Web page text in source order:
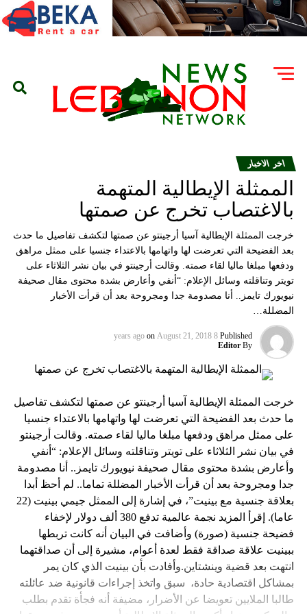
اخر الاخبار
الممثلة الإيطالية المتهمة
بالاغتصاب تخرج عن صمتها
خرجت الممثلة الإيطالية آسيا أرجينتو عن صمتها لتكشف تفاصيل ما حدث
بعد الفضيحة التي تعرضت لها واتهامها بالاعتداء جنسيا على ممثل مراهق
ودفعها مبلغا ماليا لقاء صمته. وقالت أرجينتو في بيان نشر الثلاثاء على
تويتر وتناقلته وسائل الإعلام: “أنفي وأعارض بشدة محتوى مقال صحيفة
نيويورك تايمز.. أنا مصدومة جدا ومجروحة بعد أن قرأت الأخبار
المضللة…
Published
8 years ago
on August 21, 2018
By
Editor
خرجت الممثلة الإيطالية آسيا أرجينتو عن صمتها لتكشف تفاصيل
ما حدث بعد الفضيحة التي تعرضت لها واتهامها بالاعتداء جنسيا
على ممثل مراهق ودفعها مبلغا ماليا لقاء صمته. وقالت أرجينتو
في بيان نشر الثلاثاء على تويتر وتناقلته وسائل الإعلام: “أنفي
وأعارض بشدة محتوى مقال صحيفة نيويورك تايمز.. أنا مصدومة
جدا ومجروحة بعد أن قرأت الأخبار المضللة تماما.. لم أحظ أبدا
بعلاقة جنسية مع بينيت”، في إشارة إلى الممثل جيمي بينيت (22
عاما). إقرأ المزيد نجمة عالمية تدفع 380 ألف دولار لإخفاء
فضيحة جنسية (صورة) وأضافت في البيان أنه كانت تربطها
ببينيت علاقة صداقة فقط لعدة أعوام، مشيرة إلى أن صداقتهما
انتهت بعد قضية وينشتاين.وأفادت بأن بينيت الذي كان يمر
بمشاكل اقتصادية حادة، سبق واتخذ إجراءات قانونية ضد عائلته
طالبا الملايين تعويضا عن الأضرار، مضيفة أنه فجأة تقدم بطلب